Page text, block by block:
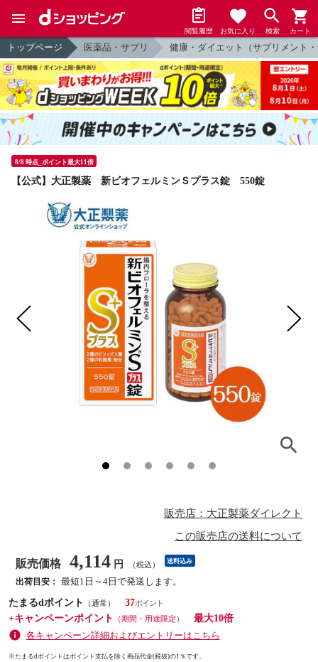
閲覧履歴 お気に入り 検索 カート
トップページ 医薬品・サプリ 健康・ダイエット（サプリメント
8/8 時点_ポイント最大11倍
【公式】大正製薬 新ビオフェルミンＳプラス錠 550錠
販売店：大正製薬ダイレクト
この販売店の送料について
販売価格 4,114 円 （税込） 送料込み
出荷目安： 最短1日～4日で発送します。
たまるdポイント
（通常）
37
+キャンペーンポイント
（期間・用途限定）
最大10倍
各キャンペーン詳細およびエントリーはこちら
※たまるdポイントはポイント支払を除く商品代金(税抜)の1％です。